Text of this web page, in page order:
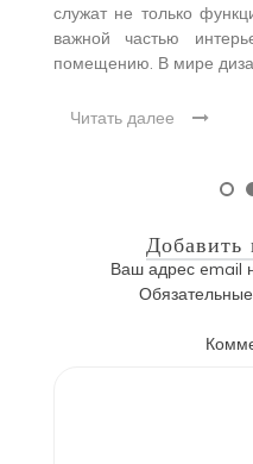
служат не только
важной частью
помещению. В мире
Читать далее
Добавить
Ваш адрес email